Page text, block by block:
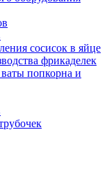
сосисок в яйце
фрикаделек
попкорна и